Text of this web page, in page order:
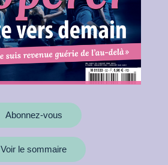
Abonnez-vous
Voir le sommaire